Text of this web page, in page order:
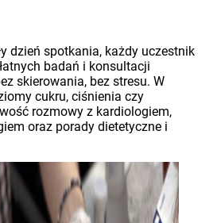
dzień spotkania, każdy uczestnik
badań i konsultacji
skierowania, bez stresu. W
cukru, ciśnienia czy
rozmowy z kardiologiem,
oraz porady dietetyczne i